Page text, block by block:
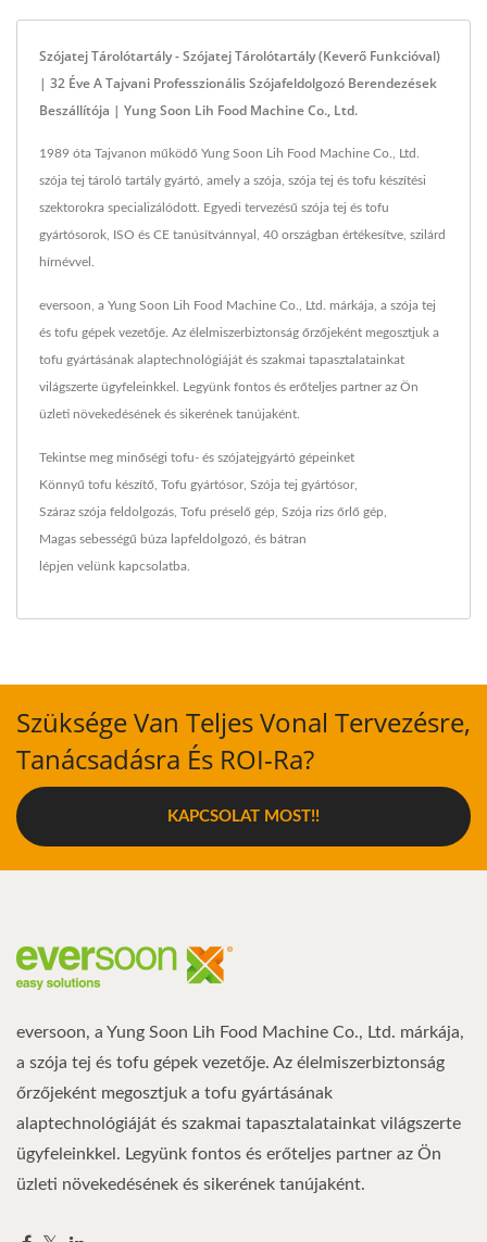
Szójatej Tárolótartály - Szójatej Tárolótartály (keverő Funkcióval)
| 32 Éve A Tajvani Professzionális Szójafeldolgozó Berendezések
Beszállítója | Yung Soon Lih Food Machine Co., Ltd.
1989 óta Tajvanon működő Yung Soon Lih Food Machine Co., Ltd.
szója tej tároló tartály gyártó, amely a szója, szója tej és tofu készítési
szektorokra specializálódott. Egyedi tervezésű szója tej és tofu
gyártósorok, ISO és CE tanúsítvánnyal, 40 országban értékesítve, szilárd
hírnévvel.
eversoon, a Yung Soon Lih Food Machine Co., Ltd. márkája, a szója tej
és tofu gépek vezetője. Az élelmiszerbiztonság őrzőjeként megosztjuk a
tofu gyártásának alaptechnológiáját és szakmai tapasztalatainkat
világszerte ügyfeleinkkel. Legyünk fontos és erőteljes partner az Ön
üzleti növekedésének és sikerének tanújaként.
Tekintse meg minőségi tofu- és szójatejgyártó gépeinket
Könnyű tofu készítő, Tofu gyártósor, Szója tej gyártósor,
Száraz szója feldolgozás, Tofu préselő gép, Szója rizs őrlő gép,
Magas sebességű búza lapfeldolgozó, és bátran
lépjen velünk kapcsolatba.
Szüksége Van Teljes Vonal Tervezésre,
Tanácsadásra És ROI-Ra?
KAPCSOLAT MOST!!
eversoon, a Yung Soon Lih Food Machine Co., Ltd. márkája,
a szója tej és tofu gépek vezetője. Az élelmiszerbiztonság
őrzőjeként megosztjuk a tofu gyártásának
alaptechnológiáját és szakmai tapasztalatainkat világszerte
ügyfeleinkkel. Legyünk fontos és erőteljes partner az Ön
üzleti növekedésének és sikerének tanújaként.